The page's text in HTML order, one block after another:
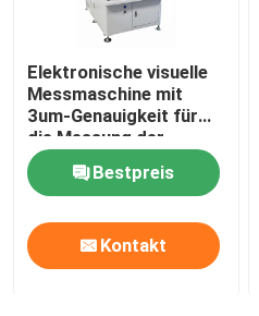
Elektronische visuelle
Messmaschine mit
3um-Genauigkeit für
die Messung der
Linienbreite und die
Handregelung der
Geschwindigkeit
Bestpreis
Kontakt